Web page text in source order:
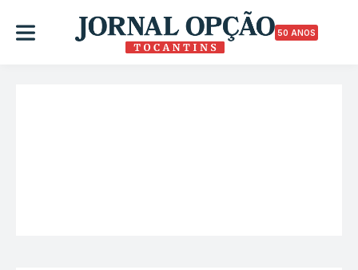
50 ANOS